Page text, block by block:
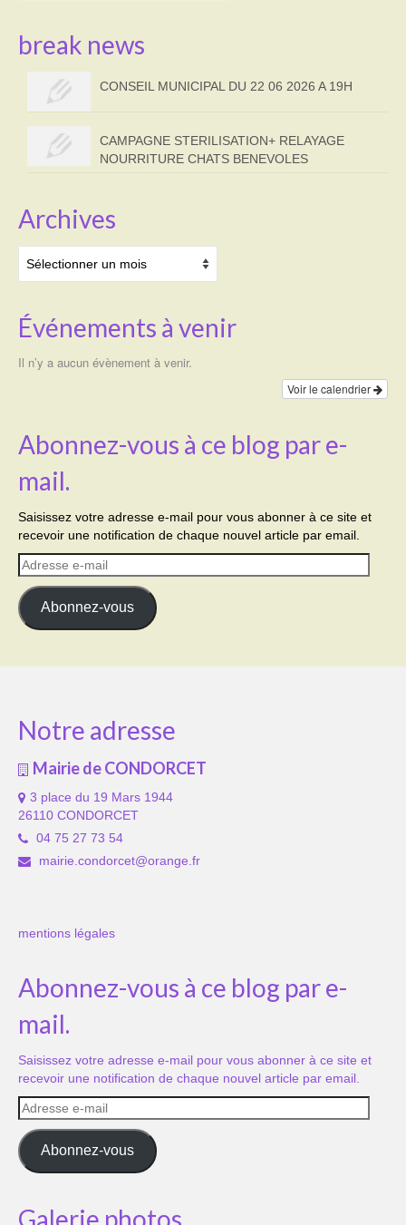
break news
CONSEIL MUNICIPAL DU 22 06 2026 A 19H
CAMPAGNE STERILISATION+ RELAYAGE
NOURRITURE CHATS BENEVOLES
Archives
Événements à venir
Il n’y a aucun évènement à venir.
Voir le calendrier
Abonnez-vous à ce blog par e-
mail.
Saisissez votre adresse e-mail pour vous abonner à ce site et
recevoir une notification de chaque nouvel article par email.
Adresse
e-
mail
Abonnez-vous
Notre adresse
Mairie de CONDORCET
3 place du 19 Mars 1944
26110 CONDORCET
04 75 27 73 54
mairie.condorcet@orange.fr
mentions légales
Abonnez-vous à ce blog par e-
mail.
Saisissez votre adresse e-mail pour vous abonner à ce site et
recevoir une notification de chaque nouvel article par email.
Adresse
e-
mail
Abonnez-vous
Galerie photos